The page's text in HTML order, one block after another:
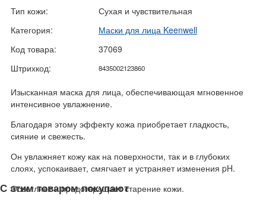
Тип кожи:
Сухая и чувствительная
Категория:
Маски для лица Keenwell
Код товара:
37069
Штрихкод:
8435002123860
Изысканная маска для лица, обеспечивающая мгновенное
интенсивное увлажнение.
Благодаря этому эффекту кожа приобретает гладкость,
сияние и свежесть.
Он увлажняет кожу как на поверхности, так и в глубоких
слоях, успокаивает, смягчает и устраняет изменения pH.
Осветляет и предотвращает старение кожи.
С этим товаром покупают